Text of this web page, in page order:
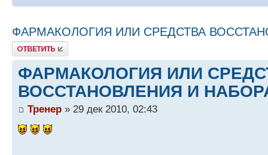
ФАРМАКОЛОГИЯ ИЛИ СРЕДСТВА
Ответить
ФАРМАКОЛОГИЯ ИЛИ
ВОССТАНОВЛЕНИЯ И
Тренер » 29 дек 2010, 02:43